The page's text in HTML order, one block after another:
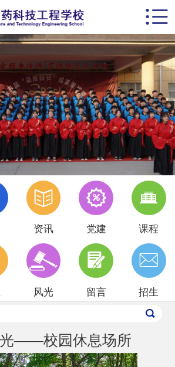
 首页
学校概括
校园动态
思政德育
教学科研
党建专栏
名师风采
学生天地
招生就业
校园风光


资讯

党建

课程

风光

留言

招生
——校园休息场所